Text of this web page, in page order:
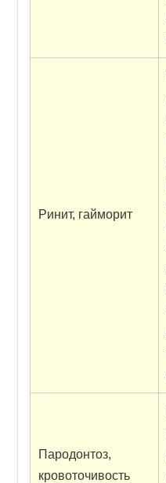
Ринит, гайморит
Пародонтоз,
кровоточивость